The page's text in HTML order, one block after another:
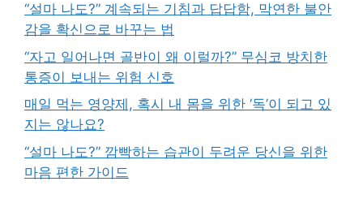
“설마 나도?” 계속되는 기침과 답답함, 막연한 불안
감을 확신으로 바꾸는 법
“자고 일어나면 골반이 왜 이럴까?” 무심코 방치한
통증이 보내는 위험 신호
매일 먹는 영양제, 혹시 내 몸을 위한 ‘독’이 되고 있
지는 않나요?
“설마 나도?” 깜빡하는 습관이 두려운 당신을 위한
마음 편한 가이드